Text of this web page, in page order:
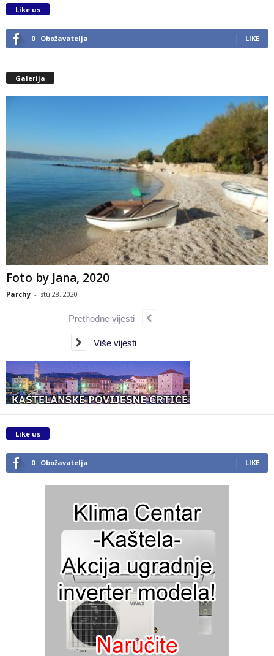
Like us
0 Obožavatelja LIKE
Galerija
Foto by Jana, 2020
Parchy - stu 28, 2020
Prethodne vijesti
Više vijesti
Like us
0 Obožavatelja LIKE